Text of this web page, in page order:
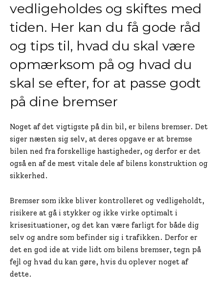
vedligeholdes og skiftes med
tiden. Her kan du få gode råd
og tips til, hvad du skal være
opmærksom på og hvad du
skal se efter, for at passe godt
på dine bremser
Noget af det vigtigste på din bil, er bilens bremser. Det
siger næsten sig selv, at deres opgave er at bremse
bilen ned fra forskellige hastigheder, og derfor er det
også en af de mest vitale dele af bilens konstruktion og
sikkerhed.
Bremser som ikke bliver kontrolleret og vedligeholdt,
risikere at gå i stykker og ikke virke optimalt i
krisesituationer, og det kan være farligt for både dig
selv og andre som befinder sig i trafikken. Derfor er
det en god ide at vide lidt om bilens bremser, tegn på
fejl og hvad du kan gøre, hvis du oplever noget af
dette.